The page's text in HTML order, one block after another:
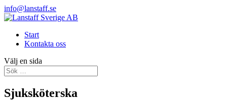
info@lanstaff.se
Start
Kontakta oss
Välj en sida
Sjuksköterska